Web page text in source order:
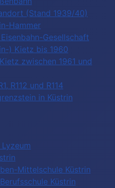
(Stand 1939/40)
Hammer
Gesellschaft
) Kietz bis 1960
zwischen 1961 und
R112 und R114
in Küstrin
Mittelschule Küstrin
Küstrin